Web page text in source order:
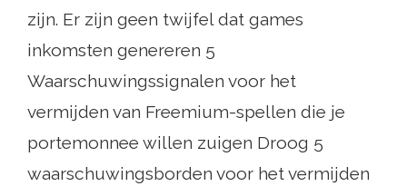
zijn. Er zijn geen twijfel dat games
inkomsten genereren 5
Waarschuwingssignalen voor het
vermijden van Freemium-spellen die je
portemonnee willen zuigen Droog 5
waarschuwingsborden voor het vermijden